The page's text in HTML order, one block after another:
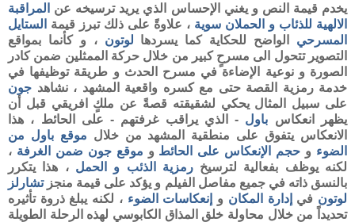
يخدم قيمة النص و يغني الإحساس الذي يريد ترسيخه عن
المراقبة
الالهية للذئاب و الحملان سوية ، علاوةً على ذلك تبرز قيمة
الستايل
المسرحي الواضح للحكاية كما يسردها لوتون ، و كأنما بمواقع
التصوير تتحول الى مسرحٍ كبير من خلال حركة الممثلين ضمن كادر
الصورة و نوعية الإضاءة في مسرح الحدث و طريقة توظيفها في
خدمة رمزية القصة حتى مع كسره واقعية المشهد ، نشاهد جون
على سبيل المثال يحكي لشقيقته قصةً عن ملكٍ افريقي قبل أن
يظهر انعكاس باول - الذي يراقب غرفتهم - على الحائط ، هذا
الانعكاس يتفوق على منطقية المشهد من خلال موقع باول من
الضوء و حجم الإنعكاس على الحائط و موقع جون ضمن الغرفة ،
لكنه يوظف بفعالية لترسيخرمزية الذئب و الحمل ، هذا يتكرر
بالنسق ذاته في جميع مفاصل الفيلم و يؤكد على قيمة منجزتشارلز
لوتون في إدارة المكان و إنعكاسات الضوء ، لكنه يبلغ ذروة تأثيره
تحديداً من خلال محاولة خلق المذاق الكابوسي لهذه الرحلة الطويلة